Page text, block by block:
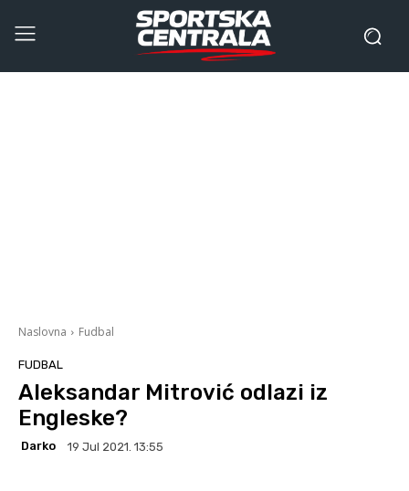
Naslovna Fudbal
FUDBAL
Aleksandar Mitrović odlazi iz
Engleske?
Darko 19 Jul 2021. 13:55